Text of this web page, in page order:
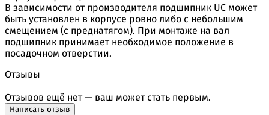
В зависимости от производителя подшипник UC может
быть установлен в корпусе ровно либо с небольшим
смещением (с преднатягом). При монтаже на вал
подшипник принимает необходимое положение в
посадочном отверстии.
Отзывы
Отзывов ещё нет — ваш может стать первым.
Написать отзыв